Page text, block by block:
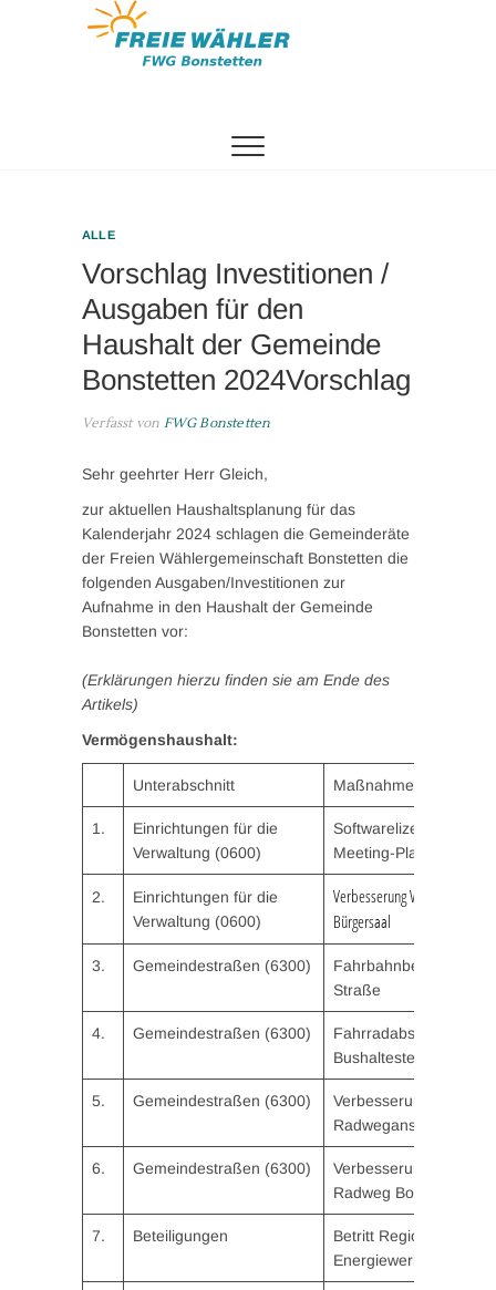
Wählergemeinschaft
ALLE
Vorschlag Investitionen /
Ausgaben für den
Haushalt der Gemeinde
Bonstetten 2024Vorschlag
Verfasst von FWG Bonstetten
Sehr geehrter Herr Gleich,
zur aktuellen Haushaltsplanung für das
Kalenderjahr 2024 schlagen die Gemeinderäte
der Freien Wählergemeinschaft Bonstetten die
folgenden Ausgaben/Investitionen zur
Aufnahme in den Haushalt der Gemeinde
Bonstetten vor:
(Erklärungen hierzu finden sie am Ende des
Artikels)
Vermögenshaushalt:
Unterabschnitt Maßnahme
1.
Einrichtungen für die
Verwaltung (0600)
Softwarelizenzen
Meeting-Plattform
2.
Einrichtungen für die
Verwaltung (0600)
Verbesserung WLAN-
Bürgersaal
3. Gemeindestraßen (6300)
Fahrbahnbegrenzung
Straße
4. Gemeindestraßen (6300)
Fahrradabstellplätze
Bushaltestellen
5. Gemeindestraßen (6300)
Verbesserung
Radweganschluss
6. Gemeindestraßen (6300)
Verbesserung
Radweg Bonstetten
7. Beteiligungen
Betritt Regionale
Energiewerke